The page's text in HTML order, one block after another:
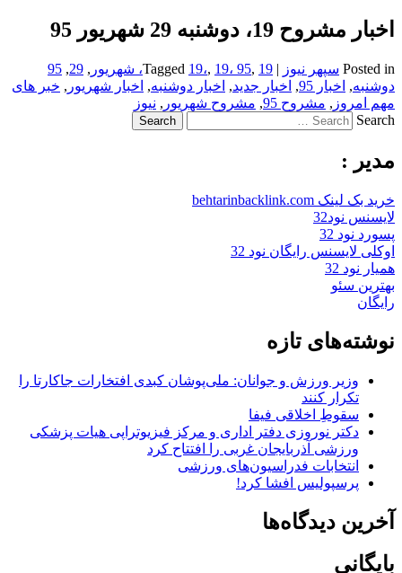
اخبار مشروح 19، دوشنبه 29 شهریور 95
Posted in سپهر نیوز |
Tagged 19،, 19، 95, 19، شهریور ,
29
,
95
دوشنبه, اخبار 95 , اخبار جدید, اخبار دوشنبه, اخبار شهریور , خبر های
مهم امروز , مشروح 95 , مشروح شهریور , نیوز
Search
مدیر :
خرید بک لینک behtarinbacklink.com
لایسنس نود32
پسورد نود 32
اوکلی لایسنس رایگان نود 32
همیار نود 32
بهترین سئو
رایگان
نوشته‌های تازه
وزیر ورزش و جوانان: ملی‌پوشان کبدی افتخارات جاکارتا را
تکرار کنند
سقوطِ اخلاقی فیفا
دکتر نوروزی دفتر اداری و مرکز فیزیوتراپی هیات پزشکی
ورزشی آذربایجان غربی را افتتاح کرد
انتخابات فدراسیون‌های ورزشی
پرسپولیس افشا کرد!
آخرین دیدگاه‌ها
بایگانی